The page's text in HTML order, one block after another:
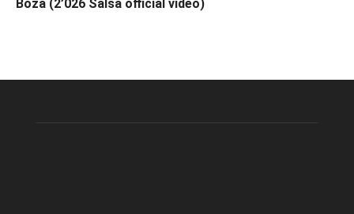
Boza (2’026 Salsa official video)